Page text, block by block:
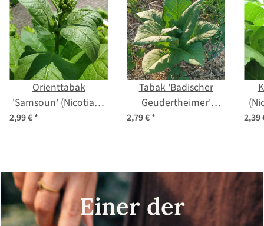
Orienttabak
'Samsoun' (Nicotiana
tabacum) Samen
2,99 €*
Tabak 'Badischer
Geudertheimer'
(Nicotiana tabacum)
2,79 €* 2,39
Einer der